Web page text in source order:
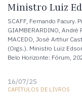
Ministro Luiz
SCAFF, Fernando Facury.
GIAMBERARDINO, André
MACEDO, José Arthur
(Orgs.). Ministro Luiz
Belo Horizonte: Fórum,
16/07/25
CAPÍTULOS DE LIVROS